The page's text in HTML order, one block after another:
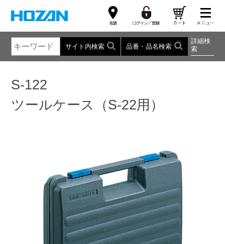
サイト内検索 品番・品名検索
詳細検
索
S-122
ツールケース（S-22用）